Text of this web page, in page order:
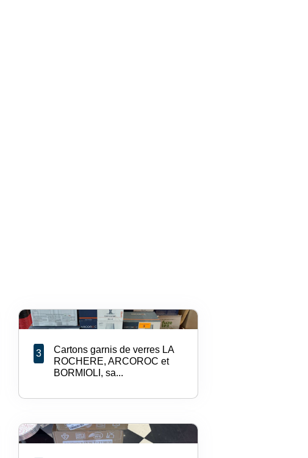
3
Cartons garnis de verres LA
ROCHERE, ARCOROC et
BORMIOLI, sa...